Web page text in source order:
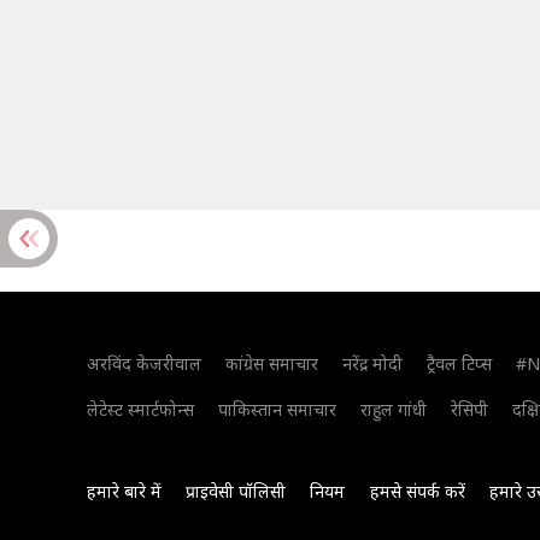
अरविंद केजरीवाल कांग्रेस समाचार नरेंद्र मोदी ट्रैवल टिप्स
लेटेस्ट स्मार्टफोन्स
पाकिस्तान समाचार राहुल गांधी रेसिपी
हमारे बारे में प्राइवेसी पॉलिसी नियम हमसे संपर्क करें हमारे